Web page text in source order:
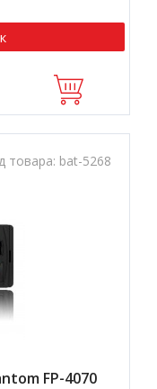
товара: bat-5268
FP-4070